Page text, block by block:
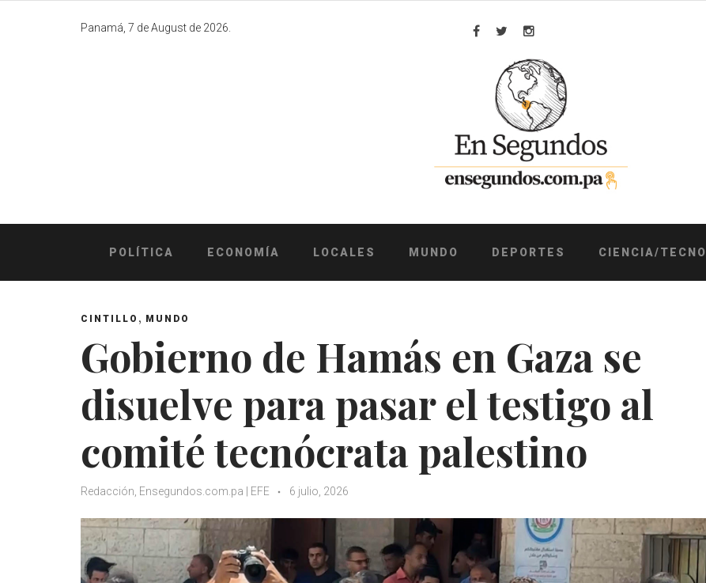
Panamá, 7 de August de 2026.
Facebook
TwitterInstagram
POLÍTICA ECONOMÍA LOCALES MUNDO DEPORTES CIENCIA/TECNO
CINTILLO , MUNDO
Gobierno de Hamás en Gaza se
disuelve para pasar el testigo al
comité tecnócrata palestino
Redacción, Ensegundos.com.pa | EFE 6 julio, 2026